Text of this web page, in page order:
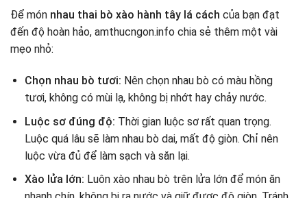
Để món nhau thai bò xào hành tây lá cách của bạn đạt
đến độ hoàn hảo, amthucngon.info chia sẻ thêm một vài
mẹo nhỏ:
Chọn nhau bò tươi: Nên chọn nhau bò có màu hồng
tươi, không có mùi lạ, không bị nhớt hay chảy nước.
Luộc sơ đúng độ: Thời gian luộc sơ rất quan trọng.
Luộc quá lâu sẽ làm nhau bò dai, mất độ giòn. Chỉ nên
luộc vừa đủ để làm sạch và săn lại.
Xào lửa lớn: Luôn xào nhau bò trên lửa lớn để món ăn